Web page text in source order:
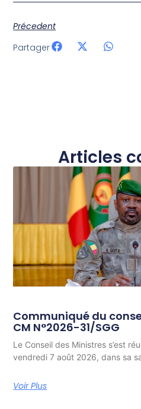
Précedent
Partager
Articles
Communiqué du
CM N°2026-31/SGG
Le Conseil des Ministres s’est
vendredi 7 août 2026, dans sa
Voir Plus